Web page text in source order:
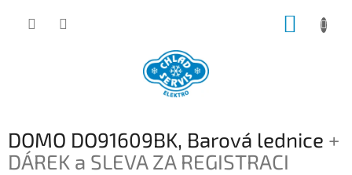
DOMO DO91609BK, Barová lednice +
DÁREK a SLEVA ZA REGISTRACI